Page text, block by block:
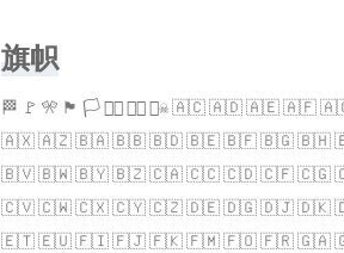
旗帜
🏁 🚩 🎌 🏴 🏳 🏳‍🌈 🏳‍⚧ 🏴‍☠ 🇦🇨 🇦🇩
🇦🇽 🇦🇿 🇧🇦 🇧🇧 🇧🇩 🇧🇪 🇧🇫 🇧🇬 🇧🇭
🇧🇻 🇧🇼 🇧🇾 🇧🇿 🇨🇦 🇨🇨 🇨🇩 🇨🇫 🇨🇬
🇨🇻 🇨🇼 🇨🇽 🇨🇾 🇨🇿 🇩🇪 🇩🇬 🇩🇯 🇩🇰
🇪🇹 🇪🇺 🇫🇮 🇫🇯 🇫🇰 🇫🇲 🇫🇴 🇫🇷 🇬🇦